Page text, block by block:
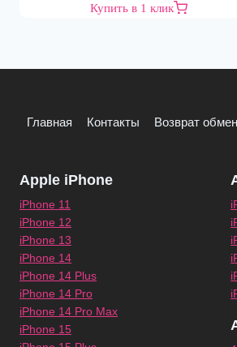
Купить в 1 клик
Главная Контакты Возврат обмен
Apple iPhone
iPhone 11
iPhone 12
iPhone 13
iPhone 14
iPhone 14 Plus
iPhone 14 Pro
iPhone 14 Pro Max
iPhone 15